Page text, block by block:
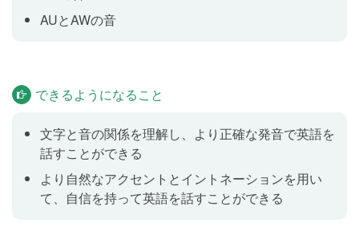
Lesson 9
Ngの発音を単語と文章を使いトレーニングします。
す。
AUとAWの音
できるようになること
文字と音の関係を理解し、より正確な発音で英語を
話すことができる
より自然なアクセントとイントネーションを用い
て、自信を持って英語を話すことができる